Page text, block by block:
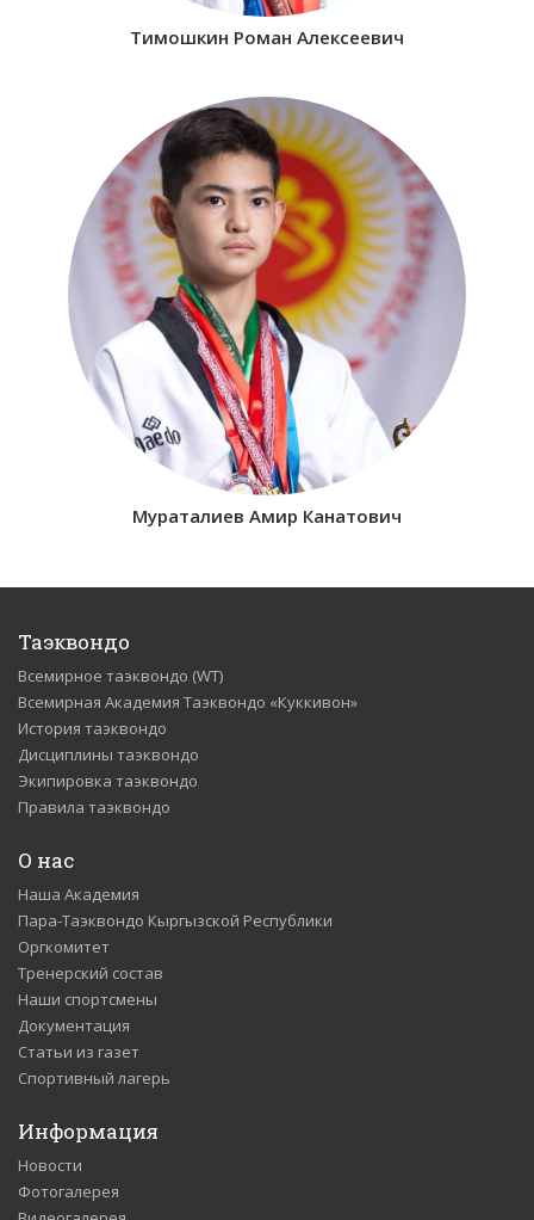
Тимошкин Роман Алексеевич
Мураталиев Амир Канатович
Таэквондо
Всемирное таэквондо (WT)
Всемирная Академия Таэквондо «Куккивон»
История таэквондо
Дисциплины таэквондо
Экипировка таэквондо
Правила таэквондо
О нас
Наша Академия
Пара-Таэквондо Кыргызской Республики
Оргкомитет
Тренерский состав
Наши спортсмены
Документация
Статьи из газет
Спортивный лагерь
Информация
Новости
Фотогалерея